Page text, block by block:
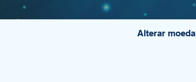
Alterar moeda